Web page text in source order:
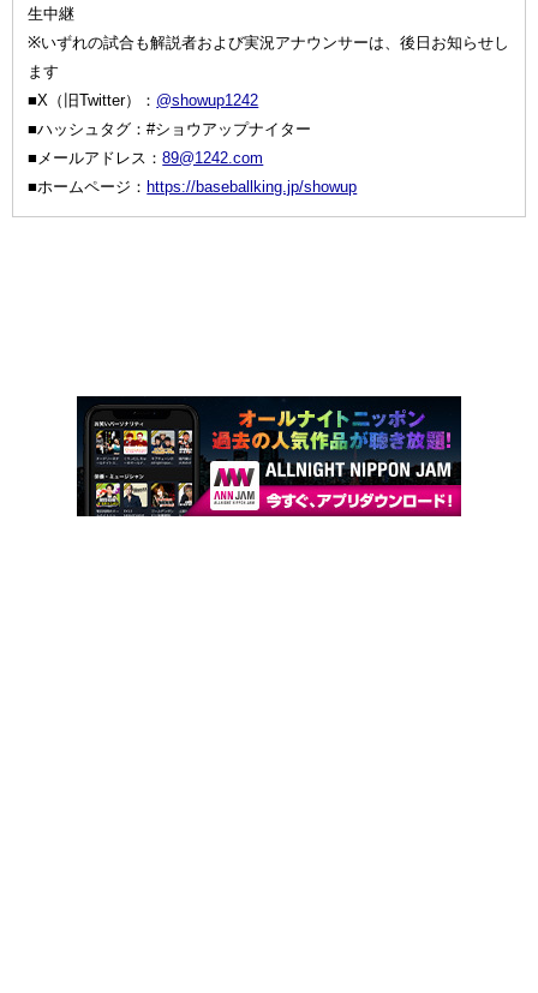
生中継
※いずれの試合も解説者および実況アナウンサーは、後日お知らせし
ます
■X（旧Twitter）： @showup1242
■ハッシュタグ：#ショウアップナイター
■メールアドレス：89@1242.com
■ホームページ： https://baseballking.jp/showup